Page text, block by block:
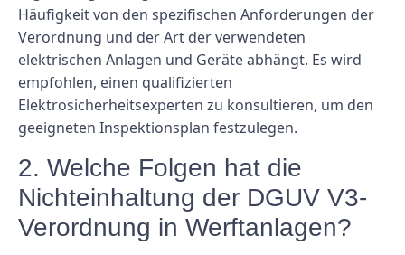
Häufigkeit von den spezifischen Anforderungen der
Verordnung und der Art der verwendeten
elektrischen Anlagen und Geräte abhängt. Es wird
empfohlen, einen qualifizierten
Elektrosicherheitsexperten zu konsultieren, um den
geeigneten Inspektionsplan festzulegen.
2. Welche Folgen hat die
Nichteinhaltung der DGUV V3-
Verordnung in Werftanlagen?